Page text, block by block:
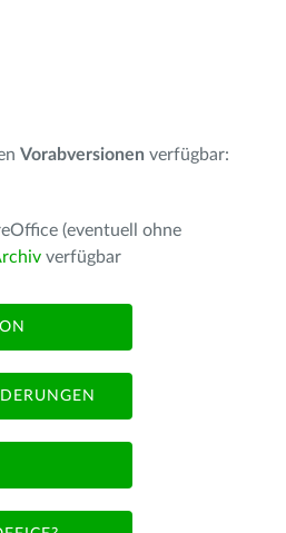
Vorabversionen verfügbar:
(eventuell ohne
verfügbar